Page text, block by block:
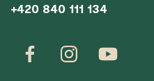
+420 840 111 134